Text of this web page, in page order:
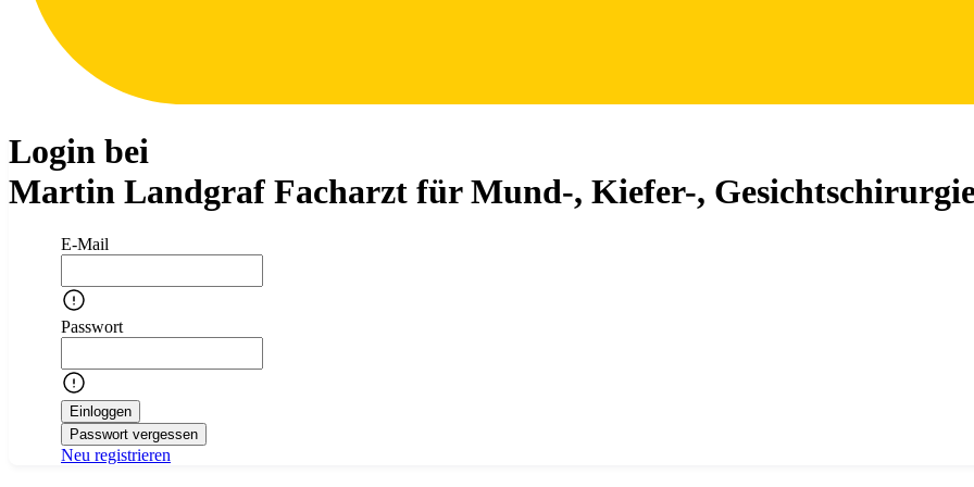
Login bei
Martin Landgraf Facharzt für Mund-, Kiefer-,
E-Mail
Passwort
Einloggen
Passwort vergessen
Neu registrieren